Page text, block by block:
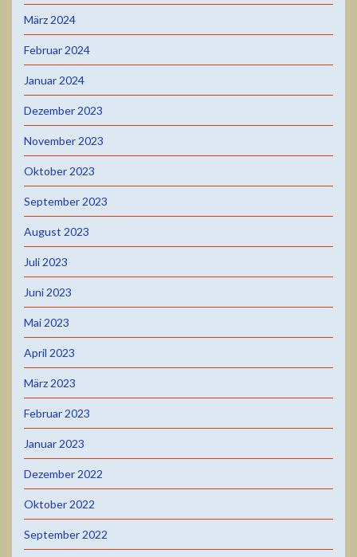
März 2024
Februar 2024
Januar 2024
Dezember 2023
November 2023
Oktober 2023
September 2023
August 2023
Juli 2023
Juni 2023
Mai 2023
April 2023
März 2023
Februar 2023
Januar 2023
Dezember 2022
Oktober 2022
September 2022